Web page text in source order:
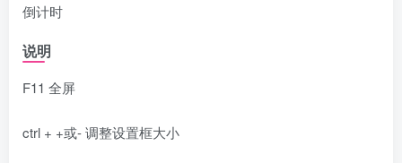
倒计时
说明
F11 全屏
ctrl + +或- 调整设置框大小